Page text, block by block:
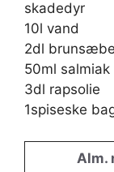
skadedyr
10l vand
2dl brunsæbe
50ml salmiak
3dl rapsolie
1spiseske
Alm.